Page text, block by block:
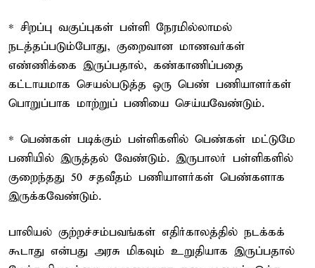
* சிறப்பு வகுப்புகள் பள்ளி நேரமில்லாமல்
நடத்தப்படும்போது, குறைவான மாணவர்கள்
எண்ணிக்கை இருப்பதால், கண்காணிப்பதை
கட்டாயமாக செயல்படுத்த ஒரு பெண் பணியாளர்கள்
பொறுப்பாக மாற்றுப் பணியை செய்யவேண்டும்.
* பெண்கள் படிக்கும் பள்ளிகளில் பெண்கள் மட்டுமே
பணியில் இருத்தல் வேண்டும். இருபாலர் பள்ளிகளில்
குறைந்தது 50 சதவீதம் பணியாளர்கள் பெண்களாக
இருக்கவேண்டும்.
பாலியல் குற்றச்சம்பவங்கள் எதிர்காலத்தில் நடக்கக்
கூடாது என்பது அரசு மிகவும் உறுதியாக இருப்பதால்